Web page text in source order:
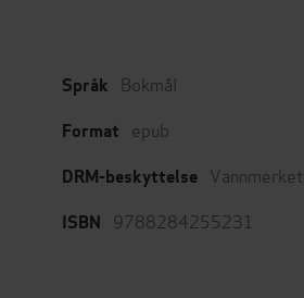
Språk Bokmål
Format epub
DRM-beskyttelse Vannmerket
ISBN 9788284255231